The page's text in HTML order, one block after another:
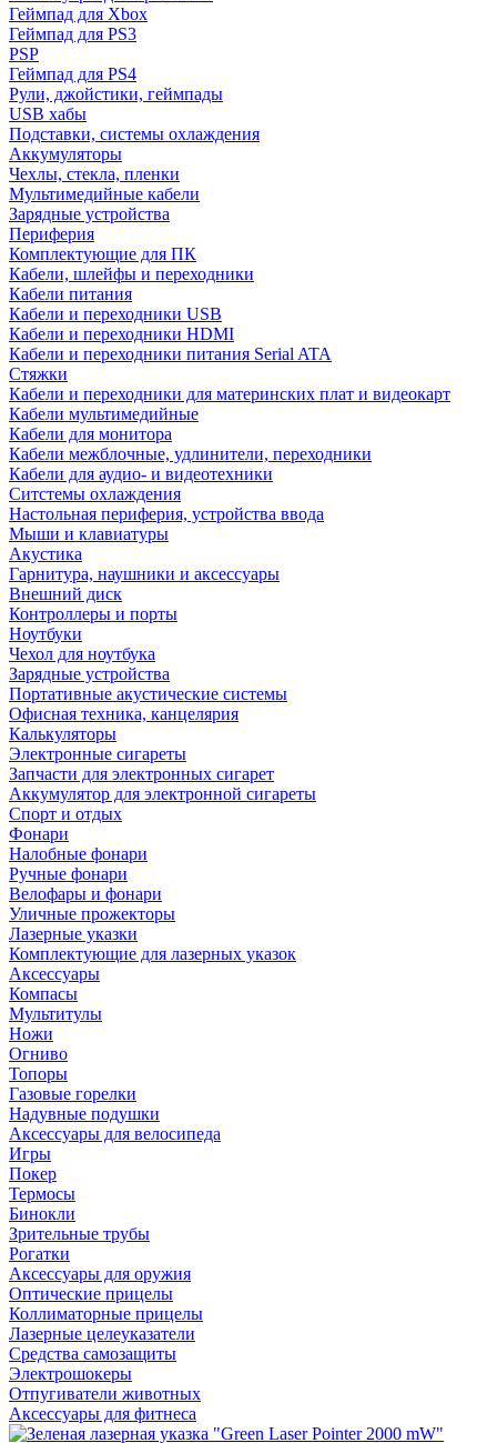
Геймпад для Xbox
Геймпад для PS3
PSP
Геймпад для PS4
Рули, джойстики, геймпады
USB хабы
Подставки, системы охлаждения
Аккумуляторы
Чехлы, стекла, пленки
Мультимедийные кабели
Зарядные устройства
Периферия
Комплектующие для ПК
Кабели, шлейфы и переходники
Кабели питания
Кабели и переходники USB
Кабели и переходники HDMI
Кабели и переходники питания Serial ATA
Стяжки
Кабели и переходники для материнских плат и видеокарт
Кабели мультимедийные
Кабели для монитора
Кабели межблочные, удлинители, переходники
Кабели для аудио- и видеотехники
Ситстемы охлаждения
Настольная периферия, устройства ввода
Мыши и клавиатуры
Акустика
Гарнитура, наушники и аксессуары
Внешний диск
Контроллеры и порты
Ноутбуки
Чехол для ноутбука
Зарядные устройства
Портативные акустические системы
Офисная техника, канцелярия
Калькуляторы
Электронные сигареты
Запчасти для электронных сигарет
Аккумулятор для электронной сигареты
Спорт и отдых
Фонари
Налобные фонари
Ручные фонари
Велофары и фонари
Уличные прожекторы
Лазерные указки
Комплектующие для лазерных указок
Аксессуары
Компасы
Мультитулы
Ножи
Огниво
Топоры
Газовые горелки
Надувные подушки
Аксессуары для велосипеда
Игры
Покер
Термосы
Бинокли
Зрительные трубы
Рогатки
Аксессуары для оружия
Оптические прицелы
Коллиматорные прицелы
Лазерные целеуказатели
Средства самозащиты
Электрошокеры
Отпугиватели животных
Аксессуары для фитнеса